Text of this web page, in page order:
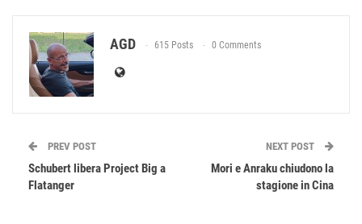
AGD 615 Posts 0 Comments
PREV POST
Schubert libera Project Big a
Flatanger
NEXT POST
Mori e Anraku chiudono la
stagione in Cina